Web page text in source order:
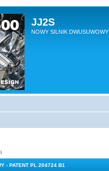
JJ2S
NOWY SILNIK DWUSUWOWY
- PATENT PL 204724 B1